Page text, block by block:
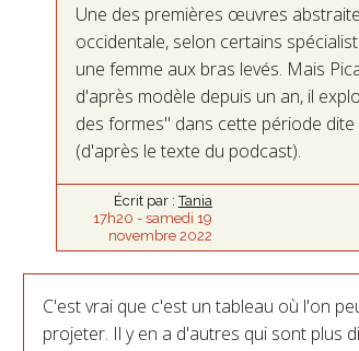
Une des premières œuvres
occidentale, selon certains
une femme aux bras levés. Mais
d'après modèle depuis un an, il
des formes" dans cette période dite
(d'après le texte du podcast).
Écrit par :Tania
17h20 - samedi 19
novembre 2022
C'est vrai que c'est un tableau où l'on
projeter. Il y en a d'autres qui sont plus